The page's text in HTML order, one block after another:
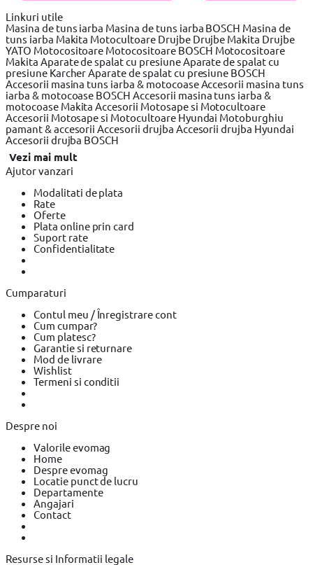
Linkuri utile
Masina de tuns iarba Masina de tuns iarba BOSCH Masina de
tuns iarba Makita Motocultoare Drujbe Drujbe Makita Drujbe
YATO Motocositoare Motocositoare BOSCH Motocositoare
Makita Aparate de spalat cu presiune Aparate de spalat cu
presiune Karcher Aparate de spalat cu presiune BOSCH
Accesorii masina tuns iarba & motocoase Accesorii masina tuns
iarba & motocoase BOSCH Accesorii masina tuns iarba &
motocoase Makita Accesorii Motosape si Motocultoare
Accesorii Motosape si Motocultoare Hyundai Motoburghiu
pamant & accesorii Accesorii drujba Accesorii drujba Hyundai
Accesorii drujba BOSCH
Vezi mai mult
Ajutor vanzari
Modalitati de plata
Rate
Oferte
Plata online prin card
Suport rate
Confidentialitate
Cumparaturi
Contul meu / Înregistrare cont
Cum cumpar?
Cum platesc?
Garantie si returnare
Mod de livrare
Wishlist
Termeni si conditii
Despre noi
Valorile evomag
Home
Despre evomag
Locatie punct de lucru
Departamente
Angajari
Contact
Resurse si Informatii legale